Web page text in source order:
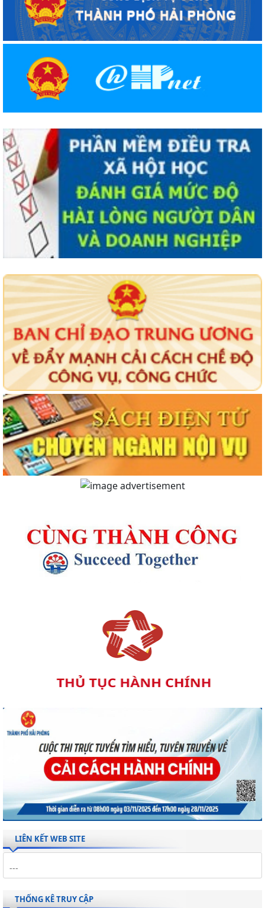
LIÊN KẾT WEB SITE
THỐNG KÊ TRUY CẬP